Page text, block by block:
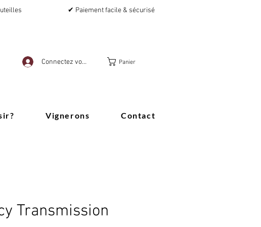
✔ Paiement facile & sécurisé
Connectez vous Panier
Vignerons Contact
Transmission